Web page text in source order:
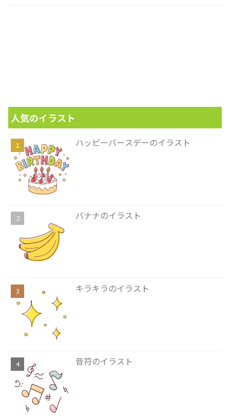
人気のイラスト
ハッピーバースデーのイラスト
バナナのイラスト
キラキラのイラスト
音符のイラスト